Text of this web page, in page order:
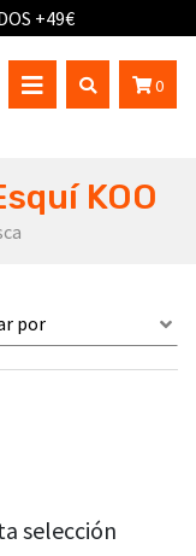
+49€
0
KOO
por
selección